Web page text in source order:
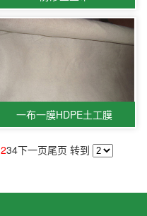
一布一膜HDPE土工膜
234下一页尾页 转到